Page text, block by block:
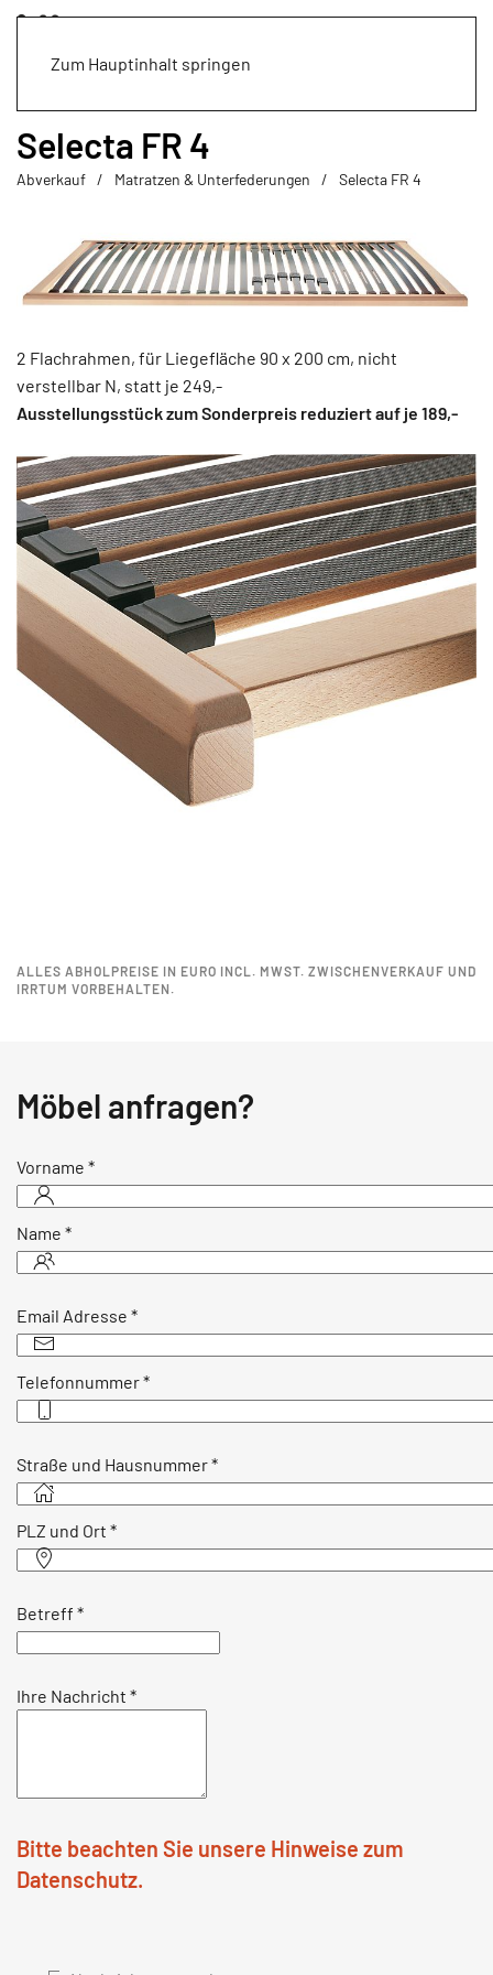
Zum Hauptinhalt springen
Selecta FR 4
Abverkauf Matratzen & Unterfederungen Selecta FR 4
2 Flachrahmen, für Liegefläche 90 x 200 cm, nicht
verstellbar N, statt je 249,-
Ausstellungsstück zum Sonderpreis reduziert auf je 189,-
ALLES ABHOLPREISE IN EURO INCL. MWST. ZWISCHENVERKAUF UND
IRRTUM VORBEHALTEN.
Möbel anfragen?
Vorname *
Name *
Email Adresse *
Telefonnummer*
Straße und Hausnummer*
PLZ und Ort *
Betreff *
Ihre Nachricht *
Bitte beachten Sie unsere Hinweise zum
Datenschutz.